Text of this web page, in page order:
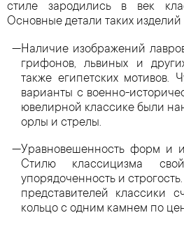
стиле зародились в век
Основные детали таких
Наличие изображений
грифонов, львиных и
также египетских мотивов.
варианты с военно-
ювелирной классике были
орлы и стрелы.
Уравновешенность форм и
Стилю классицизма
упорядоченность и
представителей классики
кольцо с одним камнем по